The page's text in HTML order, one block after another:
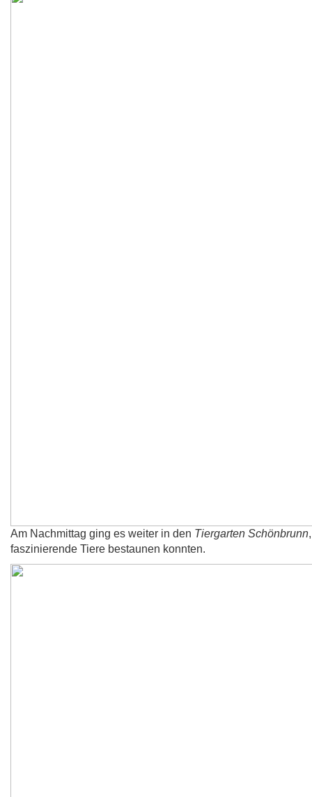
Am Nachmittag ging es weiter in den Tiergarten Schönbrunn
faszinierende Tiere bestaunen konnten.